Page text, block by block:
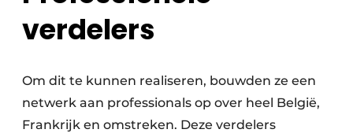
verdelers
Om dit te kunnen realiseren, bouwden ze een
netwerk aan professionals op over heel België,
Frankrijk en omstreken. Deze verdelers